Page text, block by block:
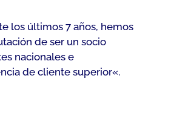
los últimos 7 años, hemos
de ser un socio
nacionales e
de cliente superior«.